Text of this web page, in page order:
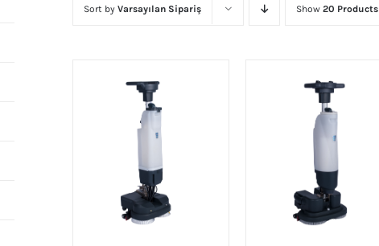
Sort by Varsayılan Sipariş Show 20 Products